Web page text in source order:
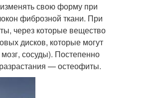
свою форму при
фиброзной ткани. При
через которые вещество
дисков, которые могут
сосуды). Постепенно
— остеофиты.